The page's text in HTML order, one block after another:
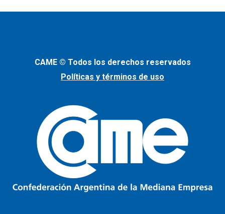
CAME © Todos los derechos reservados
Políticas y términos de uso